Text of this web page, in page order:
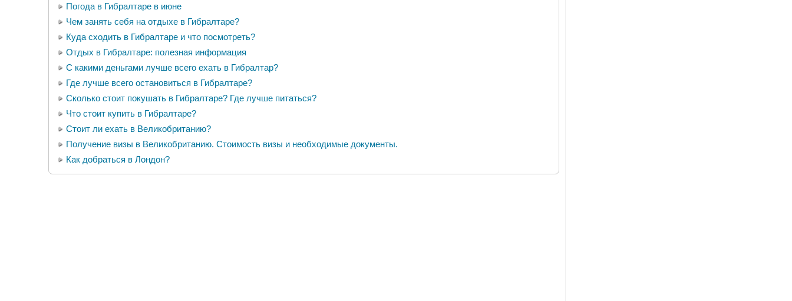
Погода в Гибралтаре в июне
Чем занять себя на отдыхе в Гибралтаре?
Куда сходить в Гибралтаре и что посмотреть?
Отдых в Гибралтаре: полезная информация
С какими деньгами лучше всего ехать в Гибралтар?
Где лучше всего остановиться в Гибралтаре?
Сколько стоит покушать в Гибралтаре? Где лучше питаться?
Что стоит купить в Гибралтаре?
Стоит ли ехать в Великобританию?
Получение визы в Великобританию. Стоимость визы и необходимые документы.
Как добраться в Лондон?